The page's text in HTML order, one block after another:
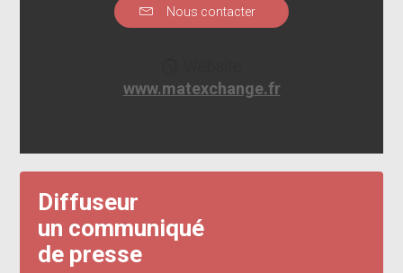
Nous contacter
www.matexchange.fr
Diffuseur
un communiqué
de presse